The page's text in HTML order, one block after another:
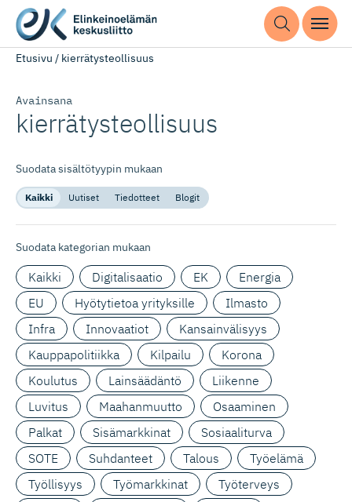
Etusivu / kierrätysteollisuus
Avainsana
kierrätys­teollisuus
Suodata sisältötyypin mukaan
Kaikki Uutiset Tiedotteet Blogit
Suodata kategorian mukaan
Kaikki Digitalisaatio EK
Energia
EU
Hyötytietoa yrityksille
Ilmasto
Infra
Innovaatiot
Kansainvälisyys
Kauppapolitiikka
Kilpailu
Korona
Koulutus
Lainsäädäntö
Liikenne
Luvitus
Maahanmuutto
Osaaminen
Palkat
Sisämarkkinat
Sosiaaliturva
SOTE
Suhdanteet Talous
Työelämä
Työllisyys
Työmarkkinat
Työterveys